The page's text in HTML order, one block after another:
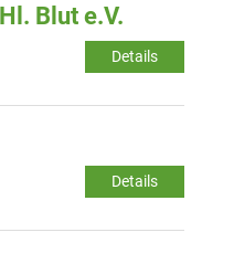
Blut e.V.
Details
Details